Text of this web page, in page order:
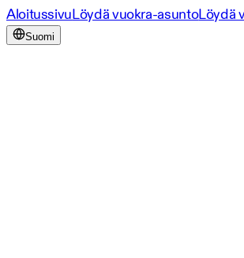
AloitussivuLöydä vuokra-asuntoLöydä
Suomi